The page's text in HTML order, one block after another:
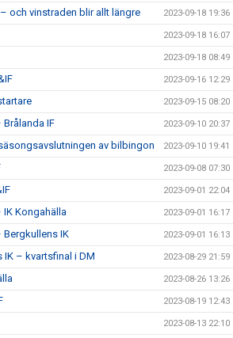
och vinstraden blir allt längre 2023-09-18 19:36
2023-09-18 16:07
2023-09-18 08:49
2023-09-16 12:29
2023-09-15 08:20
IF 2023-09-10 20:37
av bilbingon 2023-09-10 19:41
2023-09-08 07:30
2023-09-01 22:04
IK Kongahälla 2023-09-01 16:17
Bergkullens IK 2023-09-01 16:13
IK – kvartsfinal i DM 2023-08-29 21:59
2023-08-26 13:26
2023-08-19 12:43
2023-08-13 22:10